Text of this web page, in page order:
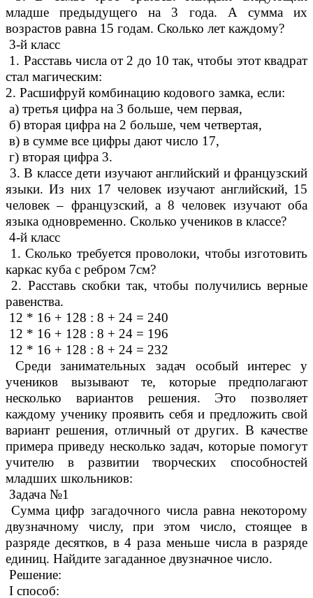
младше предыдущего на 3 года. А сумма их
возрастов равна 15 годам. Сколько лет каждому?
3-й класс
1. Расставь числа от 2 до 10 так, чтобы этот квадрат
стал магическим:
2. Расшифруй комбинацию кодового замка, если:
а) третья цифра на 3 больше, чем первая,
б) вторая цифра на 2 больше, чем четвертая,
в) в сумме все цифры дают число 17,
г) вторая цифра 3.
3. В классе дети изучают английский и французский
языки. Из них 17 человек изучают английский, 15
человек – французский, а 8 человек изучают оба
языка одновременно. Сколько учеников в классе?
4-й класс
1. Сколько требуется проволоки, чтобы изготовить
каркас куба с ребром 7см?
2. Расставь скобки так, чтобы получились верные
равенства.
12 * 16 + 128 : 8 + 24 = 240
12 * 16 + 128 : 8 + 24 = 196
12 * 16 + 128 : 8 + 24 = 232
Среди занимательных задач особый интерес у
учеников вызывают те, которые предполагают
несколько вариантов решения. Это позволяет
каждому ученику проявить себя и предложить свой
вариант решения, отличный от других. В качестве
примера приведу несколько задач, которые помогут
учителю в развитии творческих способностей
младших школьников:
Задача №1
Сумма цифр загадочного числа равна некоторому
двузначному числу, при этом число, стоящее в
разряде десятков, в 4 раза меньше числа в разряде
единиц. Найдите загаданное двузначное число.
Решение:
I способ: